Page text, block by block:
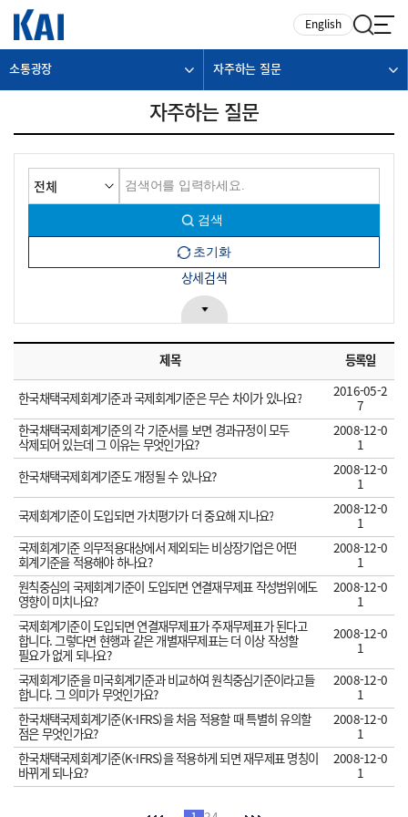
English
소통광장 자주하는 질문
자주하는 질문
상세검색
제목 등록일
한국채택국제회계기준과 국제회계기준은 무슨 차이가 있나요?
2016-05-2
7
한국채택국제회계기준의 각 기준서를 보면 경과규정이 모두
삭제되어 있는데 그 이유는 무엇인가요?
2008-12-0
1
한국채택국제회계기준도 개정될 수 있나요?
2008-12-0
1
국제회계기준이 도입되면 가치평가가 더 중요해 지나요?
2008-12-0
1
국제회계기준 의무적용대상에서 제외되는 비상장기업은 어떤
회계기준을 적용해야 하나요?
2008-12-0
1
원칙중심의 국제회계기준이 도입되면 연결재무제표 작성범위에도
영향이 미치나요?
2008-12-0
1
국제회계기준이 도입되면 연결재무제표가 주재무제표가 된다고
합니다. 그렇다면 현행과 같은 개별재무제표는 더 이상 작성할
필요가 없게 되나요?
2008-12-0
1
국제회계기준을 미국회계기준과 비교하여 원칙중심기준이라고들
합니다. 그 의미가 무엇인가요?
2008-12-0
1
한국채택국제회계기준(K-IFRS)을 처음 적용할 때 특별히 유의할
점은 무엇인가요?
2008-12-0
1
한국채택국제회계기준(K-IFRS)을 적용하게 되면 재무제표 명칭이
바뀌게 되나요?
2008-12-0
1